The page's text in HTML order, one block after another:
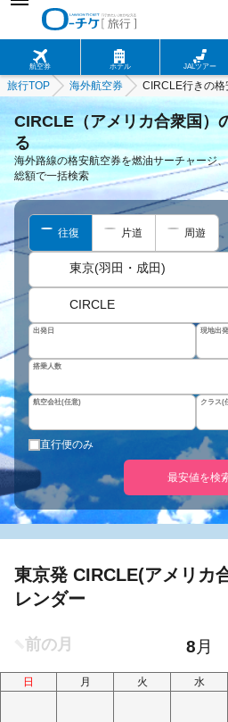
航空券 ホテル JALツアー
旅行TOP 海外航空券 CIRCLE行きの
CIRCLE（アメリカ合衆国）
る
海外路線の格安航空券を燃油サーチャージ
総額で一括検索
往復 片道 周遊
東京(羽田・成田)
CIRCLE
出発日 現地出
搭乗人数
航空会社(任意) クラス(
直行便のみ
最安値を検
東京発 CIRCLE(アメリカ
レンダー
日 月 火 水